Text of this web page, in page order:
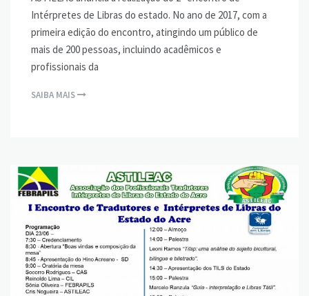
Intérpretes de Libras do estado. No ano de 2017, com a
primeira edição do encontro, atingindo um público de
mais de 200 pessoas, incluindo acadêmicos e
profissionais da
SAIBA MAIS